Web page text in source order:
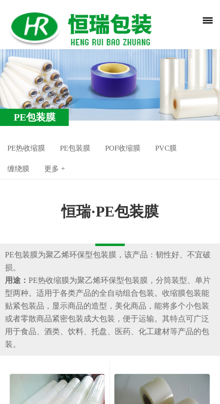
PE包装膜
PE热收缩膜 PE包装膜 POF收缩膜 PVC膜
缠绕膜 更多 +
恒瑞·PE包装膜
PE包装膜为聚乙烯环保型包装膜，该产品：韧性好、不宜破
损。
用途： PE热收缩膜为聚乙烯环保型包装膜，分筒装型、单片
型两种。适用于各类产品的全自动组合包装。收缩膜包装能
贴紧包装品，显示商品的造型，美化商品，能将多个小包装
或者零散商品紧密包装成大包装，便于运输。其特点可广泛
用于食品、酒类、饮料、托盘、医药、化工建材等产品的包
装。